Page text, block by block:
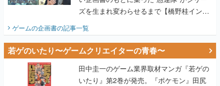
ズを生まれ変わらせるまで【橋野桂インタ
ゲームの企画書の記事一覧
若ゲのいたり〜ゲームクリエイターの青春〜
田中圭一のゲーム業界取材マンガ『若ゲの
いたり』第2巻が発売。『ポケモン』田尻